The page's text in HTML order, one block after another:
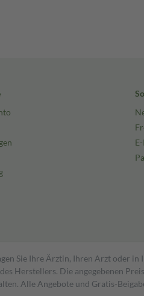
oder
Anämie)
in der Regel nicht
und/oder Darreichungsform
Sie Ihre Ärztin, Ihren Arzt oder
Herstellers. Die angegebenen
Alle Angebote und Gratis-